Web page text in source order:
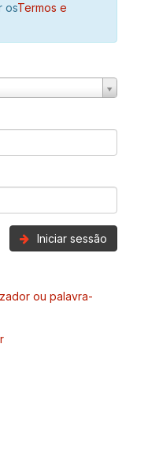
osTermos e
Iniciar sessão
ou palavra-